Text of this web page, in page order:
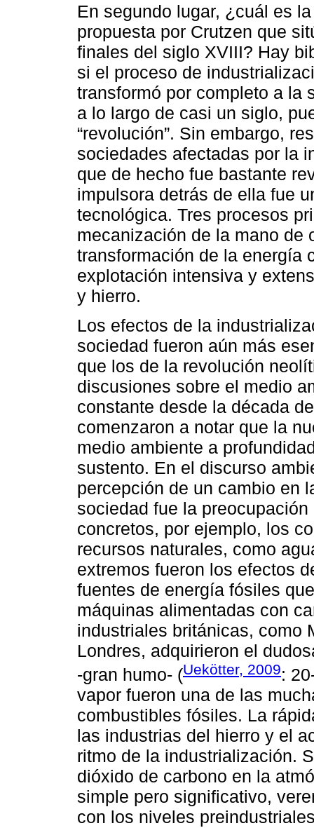
En segundo lugar, ¿cuál es
propuesta por Crutzen que
finales del siglo XVIII? Hay
si el proceso de
transformó por completo a la
a lo largo de casi un siglo,
“revolución”. Sin embargo,
sociedades afectadas por la
que de hecho fue bastante
impulsora detrás de ella fue
tecnológica. Tres procesos
mecanización de la mano de
transformación de la energía
explotación intensiva y
y hierro.
Los efectos de la
sociedad fueron aún más
que los de la revolución
discusiones sobre el medio
constante desde la década
comenzaron a notar que la
medio ambiente a
sustento. En el discurso
percepción de un cambio en
sociedad fue la
concretos, por ejemplo, los
recursos naturales, como
extremos fueron los efectos
fuentes de energía fósiles
máquinas alimentadas con
industriales británicas, como
Londres, adquirieron el
-gran humo- (Uekötter, 2009:
vapor fueron una de las
combustibles fósiles. La
las industrias del hierro y el
ritmo de la industrialización.
dióxido de carbono en la
simple pero significativo,
con los niveles